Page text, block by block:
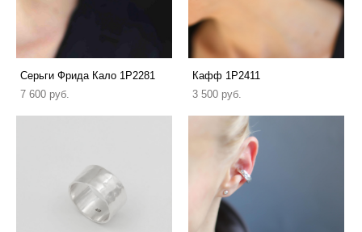
Серьги Фрида Кало 1P2281
7 600 pуб.
Кафф 1P2411
3 500 pуб.